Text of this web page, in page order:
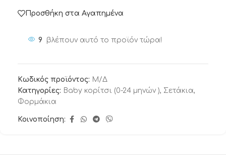
Προσθήκη στα Αγαπημένα
9 βλέπουν αυτό το προϊόν τώρα!
Κωδικός προϊόντος: Μ/Δ
Κατηγορίες: Baby κορίτσι (0-24 μηνών ), Σετάκια,
Φορμάκια
Κοινοποίηση: